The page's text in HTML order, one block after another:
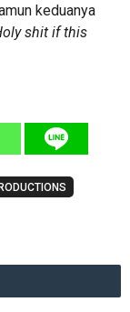
keduanya
shit if this